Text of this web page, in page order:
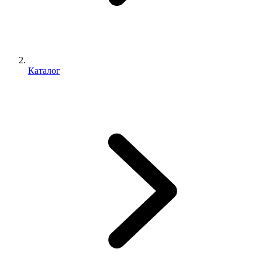
Каталог